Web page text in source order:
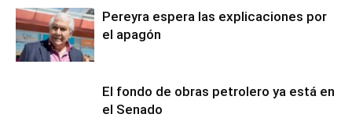
Pereyra espera las explicaciones por
el apagón
El fondo de obras petrolero ya está en
el Senado